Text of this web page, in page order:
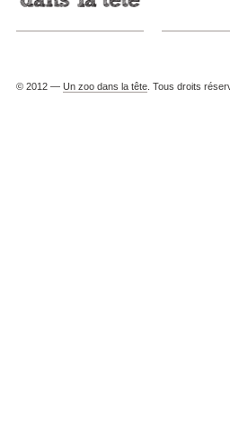
© 2012 — Un zoo dans la tête. Tous droits